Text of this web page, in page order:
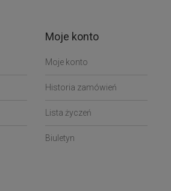
Moje konto
Moje konto
Historia zamówień
Lista życzeń
Biuletyn